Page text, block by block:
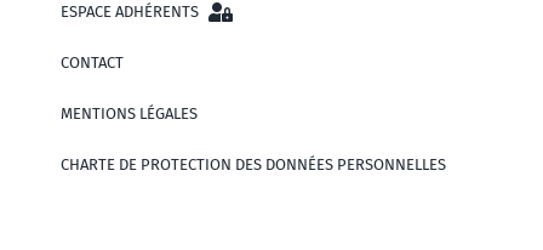
ESPACE ADHÉRENTS
CONTACT
MENTIONS LÉGALES
CHARTE DE PROTECTION DES DONNÉES PERSONNELLES